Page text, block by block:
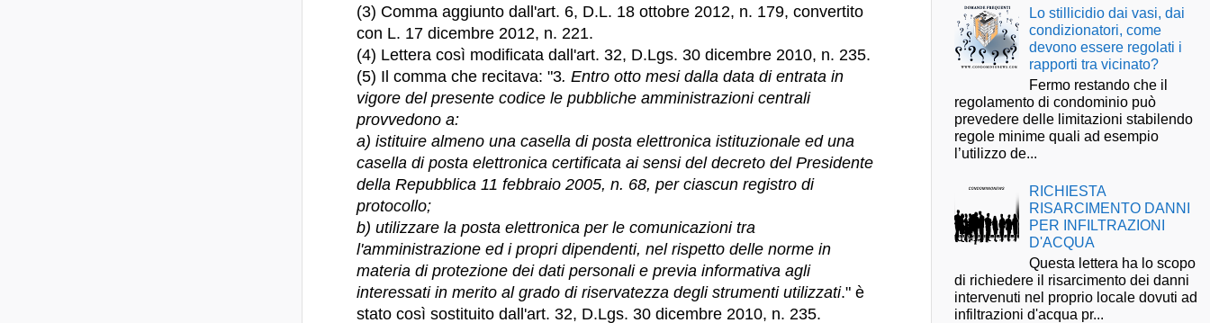
(3) Comma aggiunto dall'art. 6, D.L. 18 ottobre 2012, n. 179, convertito
con L. 17 dicembre 2012, n. 221.
(4) Lettera così modificata dall'art. 32, D.Lgs. 30 dicembre 2010, n. 235.
(5) Il comma che recitava: "3. Entro otto mesi dalla data di entrata in
vigore del presente codice le pubbliche amministrazioni centrali
provvedono a:
a) istituire almeno una casella di posta elettronica istituzionale ed una
casella di posta elettronica certificata ai sensi del decreto del Presidente
della Repubblica 11 febbraio 2005, n. 68, per ciascun registro di
protocollo;
b) utilizzare la posta elettronica per le comunicazioni tra
l'amministrazione ed i propri dipendenti, nel rispetto delle norme in
materia di protezione dei dati personali e previa informativa agli
interessati in merito al grado di riservatezza degli strumenti utilizzati." è
stato così sostituito dall'art. 32, D.Lgs. 30 dicembre 2010, n. 235.
Lo stillicidio dai vasi, dai
condizionatori, come
devono essere regolati i
rapporti tra vicinato?
Fermo restando che il
regolamento di condominio può
prevedere delle limitazioni stabilendo
regole minime quali ad esempio
l’utilizzo de...
RICHIESTA
RISARCIMENTO DANNI
PER INFILTRAZIONI
D'ACQUA
Questa lettera ha lo scopo
di richiedere il risarcimento dei danni
intervenuti nel proprio locale dovuti ad
infiltrazioni d'acqua pr...